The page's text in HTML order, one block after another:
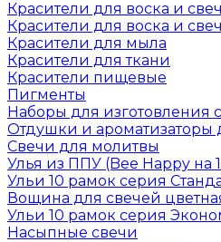
Красители для воска и
Красители для воска и
Красители для мыла
Красители для ткани
Красители пищевые
Пигменты
Наборы для изготовления
Отдушки и ароматизаторы
Свечи для молитвы
Улья из ППУ (Bee Happy на
Ульи 10 рамок серия
Вощина для свечей
Ульи 10 рамок серия
Насыпные свечи